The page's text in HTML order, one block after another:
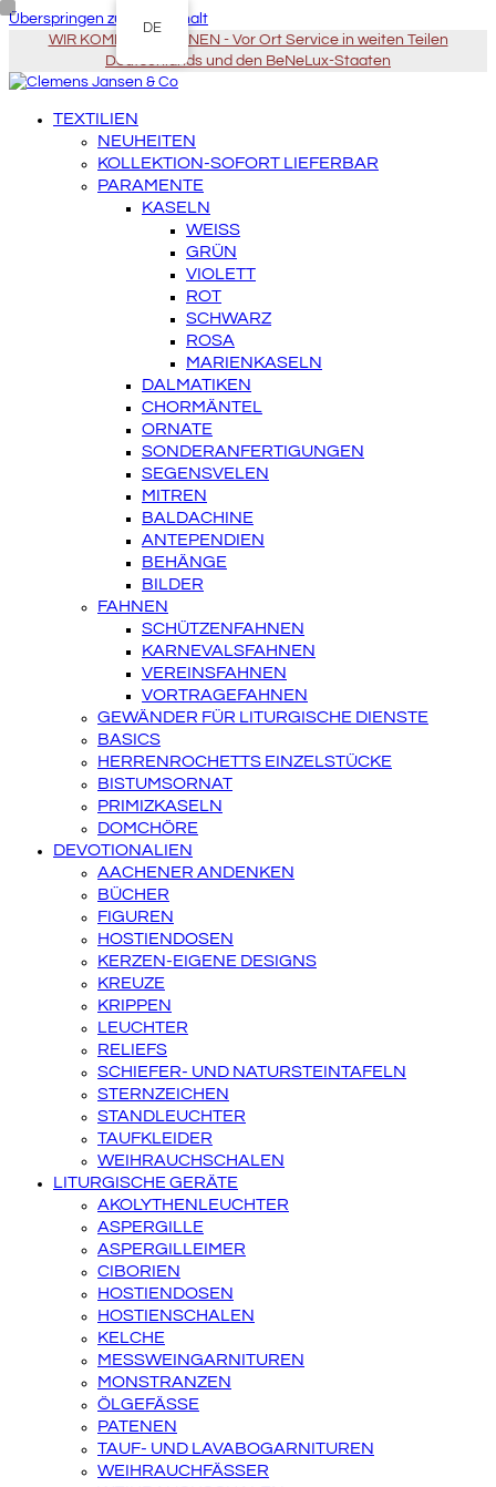
Überspringen zu Hauptinhalt
WIR KOMMEN ZU IHNEN - Vor Ort Service in weiten Teilen
Deutschlands und den BeNeLux-Staaten
TEXTILIEN
NEUHEITEN
KOLLEKTION-SOFORT LIEFERBAR
PARAMENTE
KASELN
WEISS
GRÜN
VIOLETT
ROT
SCHWARZ
ROSA
MARIENKASELN
DALMATIKEN
CHORMÄNTEL
ORNATE
SONDERANFERTIGUNGEN
SEGENSVELEN
MITREN
BALDACHINE
ANTEPENDIEN
BEHÄNGE
BILDER
FAHNEN
SCHÜTZENFAHNEN
KARNEVALSFAHNEN
VEREINSFAHNEN
VORTRAGEFAHNEN
GEWÄNDER FÜR LITURGISCHE DIENSTE
BASICS
HERRENROCHETTS EINZELSTÜCKE
BISTUMSORNAT
PRIMIZKASELN
DOMCHÖRE
DEVOTIONALIEN
AACHENER ANDENKEN
BÜCHER
FIGUREN
HOSTIENDOSEN
KERZEN-EIGENE DESIGNS
KREUZE
KRIPPEN
LEUCHTER
RELIEFS
SCHIEFER- UND NATURSTEINTAFELN
STERNZEICHEN
STANDLEUCHTER
TAUFKLEIDER
WEIHRAUCHSCHALEN
LITURGISCHE GERÄTE
AKOLYTHENLEUCHTER
ASPERGILLE
ASPERGILLEIMER
CIBORIEN
HOSTIENDOSEN
HOSTIENSCHALEN
KELCHE
MESSWEINGARNITUREN
MONSTRANZEN
ÖLGEFÄSSE
PATENEN
TAUF- UND LAVABOGARNITUREN
WEIHRAUCHFÄSSER
DE